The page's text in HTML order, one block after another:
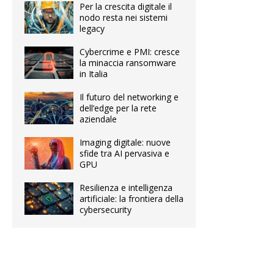
Per la crescita digitale il
nodo resta nei sistemi
legacy
Cybercrime e PMI: cresce
la minaccia ransomware
in Italia
Il futuro del networking e
dell’edge per la rete
aziendale
Imaging digitale: nuove
sfide tra AI pervasiva e
GPU
Resilienza e intelligenza
artificiale: la frontiera della
cybersecurity